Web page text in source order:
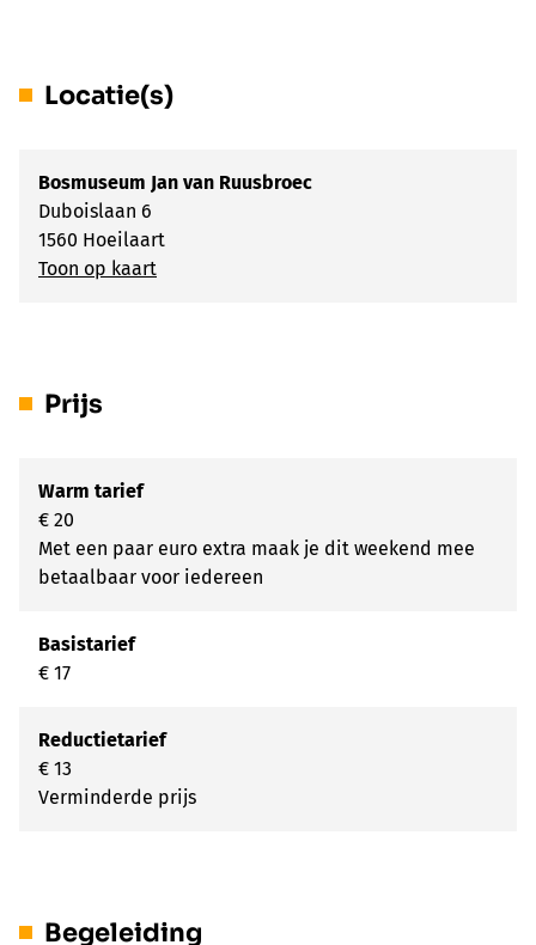
Locatie(s)
Bosmuseum Jan van Ruusbroec
Duboislaan 6
1560 Hoeilaart
Toon op kaart
Prijs
Warm tarief
€ 20
Met een paar euro extra maak je dit weekend mee
betaalbaar voor iedereen
Basistarief
€ 17
Reductietarief
€ 13
Verminderde prijs
Begeleiding